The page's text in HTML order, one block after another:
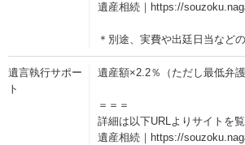
遺産相続｜https://
＊別途、実費や出廷日当など
遺言執行サポー
ト
遺産額×2.2％（ただし最低弁
＝＝＝
詳細は以下URLよりサイトを
遺産相続｜https://